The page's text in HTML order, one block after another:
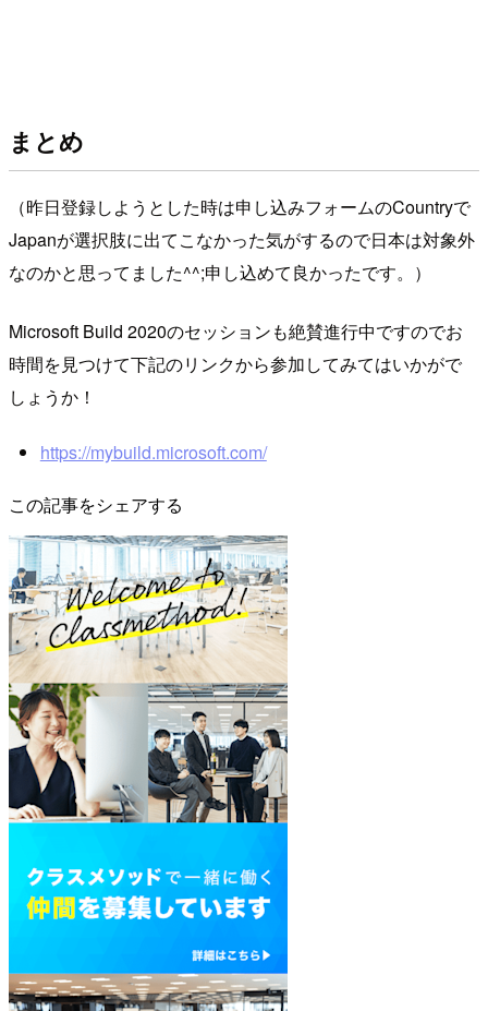
まとめ
（昨日登録しようとした時は申し込みフォームのCountryで
Japanが選択肢に出てこなかった気がするので日本は対象外
なのかと思ってました^^;申し込めて良かったです。）
Microsoft Build 2020のセッションも絶賛進行中ですのでお
時間を見つけて下記のリンクから参加してみてはいかがで
しょうか！
https://mybuild.microsoft.com/
この記事をシェアする